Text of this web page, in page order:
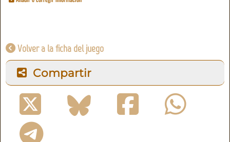
Volver a la ficha del juego
Compartir